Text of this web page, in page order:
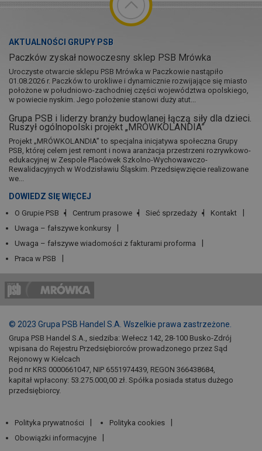
AKTUALNOŚCI GRUPY PSB
Paczków zyskał nowoczesny sklep PSB Mrówka
Uroczyste otwarcie sklepu PSB Mrówka w Paczkowie nastąpiło
01.08.2026 r. Paczków to urokliwe i dynamicznie rozwijające się miasto
położone w południowo-zachodniej części województwa opolskiego,
w powiecie nyskim. Jego położenie stanowi duży atut...
Grupa PSB i liderzy branży budowlanej łączą siły dla dzieci.
Ruszył ogólnopolski projekt „MRÓWKOLANDIA”
Projekt „MRÓWKOLANDIA” to specjalna inicjatywa społeczna Grupy
PSB, której celem jest remont i nowa aranżacja przestrzeni rozrywkowo-
edukacyjnej w Zespole Placówek Szkolno-Wychowawczo-
Rewalidacyjnych w Wodzisławiu Śląskim. Przedsięwzięcie realizowane
we...
DOWIEDZ SIĘ WIĘCEJ
O Grupie PSB Centrum prasowe Sieć sprzedaży
Kontakt
Uwaga – fałszywe konkursy
Uwaga – fałszywe wiadomości z fakturami proforma
Praca w PSB
© 2023 Grupa PSB Handel S.A. Wszelkie prawa zastrzeżone.
Grupa PSB Handel S.A., siedziba: Wełecz 142, 28-100 Busko-Zdrój
wpisana do Rejestru Przedsiębiorców prowadzonego przez Sąd
Rejonowy w Kielcach
pod nr KRS 0000661047, NIP 6551974439, REGON 366438684,
kapitał wpłacony: 53.275.000,00 zł. Spółka posiada status dużego
przedsiębiorcy.
Polityka prywatności
Polityka cookies
Obowiązki informacyjne